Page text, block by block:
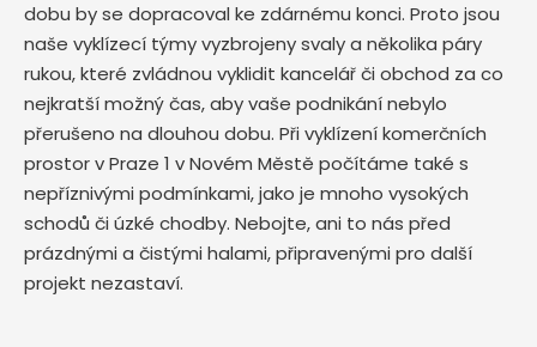
dobu by se dopracoval ke zdárnému konci. Proto jsou
naše vyklízecí týmy vyzbrojeny svaly a několika páry
rukou, které zvládnou vyklidit kancelář či obchod za co
nejkratší možný čas, aby vaše podnikání nebylo
přerušeno na dlouhou dobu. Při vyklízení komerčních
prostor v Praze 1 v Novém Městě počítáme také s
nepříznivými podmínkami, jako je mnoho vysokých
schodů či úzké chodby. Nebojte, ani to nás před
prázdnými a čistými halami, připravenými pro další
projekt nezastaví.